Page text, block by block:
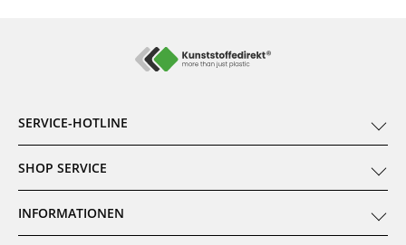
SERVICE-HOTLINE
SHOP SERVICE
INFORMATIONEN